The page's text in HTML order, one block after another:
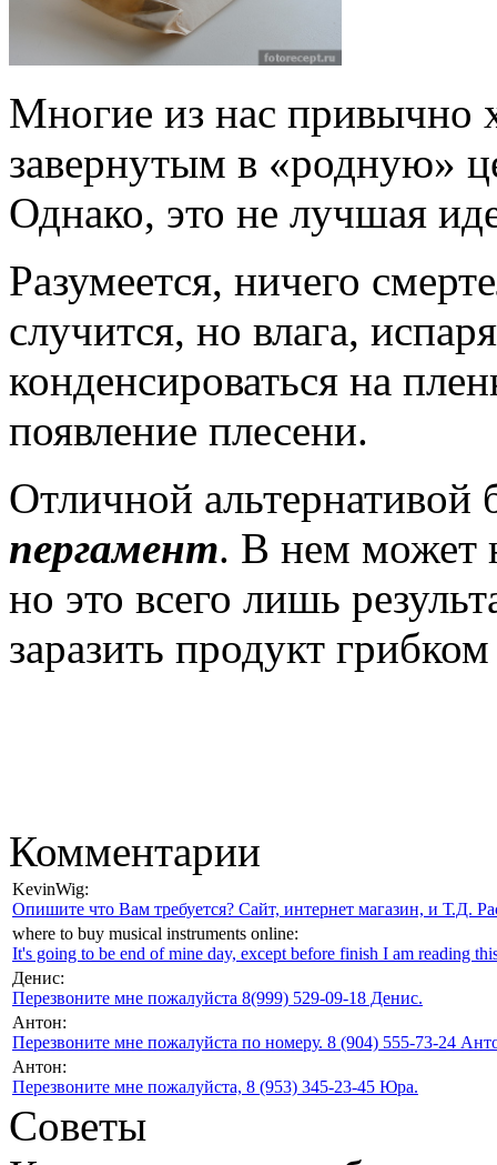
Многие из нас привычно
завернутым в «родную»
Однако, это не лучшая
Разумеется, ничего
случится, но влага,
конденсироваться на
появление плесени.
Отличной альтернативой
пергамент. В нем может
но это всего лишь
заразить продукт
Комментарии
KevinWig:
Опишите что Вам требуется? Сайт, интернет магазин, и Т.Д.
where to buy musical instruments online:
It's going to be end of mine day, except before finish I am reading
Денис:
Перезвоните мне пожалуйста 8(999) 529-09-18 Денис.
Антон:
Перезвоните мне пожалуйста по номеру. 8 (904) 555-73-24
Антон:
Перезвоните мне пожалуйста, 8 (953) 345-23-45 Юра.
Советы